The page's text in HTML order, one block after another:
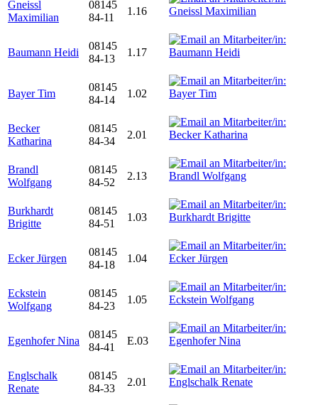
Gneissl
Maximilian
08145
84-11
1.16
Baumann Heidi
08145
84-13
1.17
Bayer Tim
08145
84-14
1.02
Becker
Katharina
08145
84-34
2.01
Brandl
Wolfgang
08145
84-52
2.13
Burkhardt
Brigitte
08145
84-51
1.03
Ecker Jürgen
08145
84-18
1.04
Eckstein
Wolfgang
08145
84-23
1.05
Egenhofer Nina
08145
84-41
E.03
Englschalk
Renate
08145
84-33
2.01